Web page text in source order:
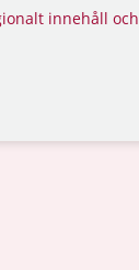
innehåll